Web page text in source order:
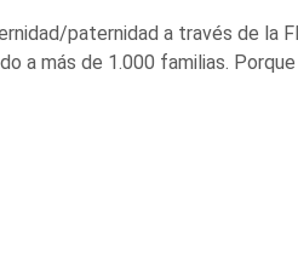
paternidad a través de la
a más de 1.000 familias.